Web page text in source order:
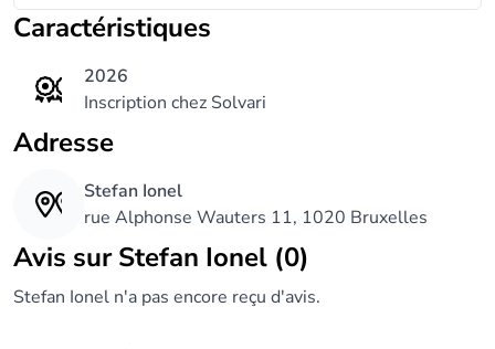
Caractéristiques
2026
Inscription chez Solvari
Adresse
Stefan Ionel
rue Alphonse Wauters 11, 1020 Bruxelles
Avis sur Stefan Ionel (0)
Stefan Ionel n'a pas encore reçu d'avis.